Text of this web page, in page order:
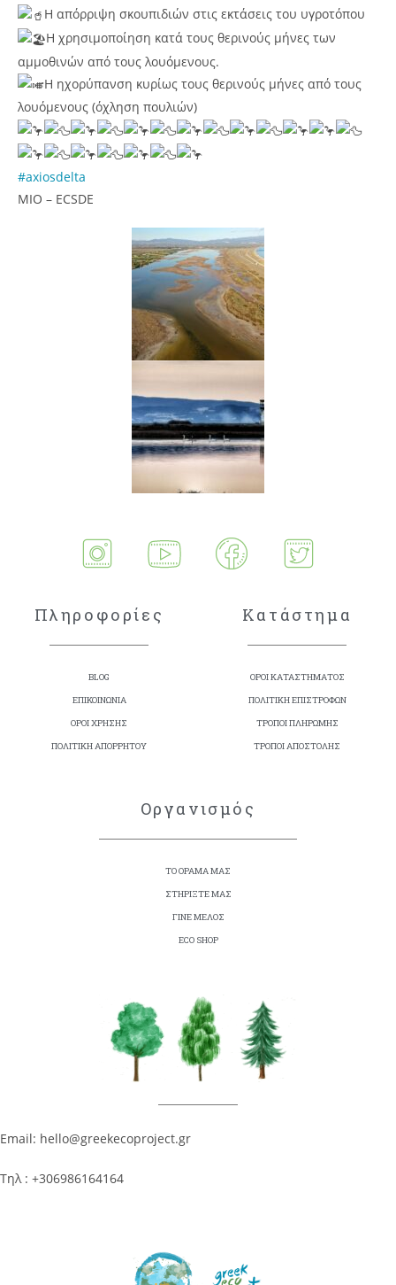
Η απόρριψη σκουπιδιών στις εκτάσεις του υγροτόπου
Η χρησιμοποίηση κατά τους θερινούς μήνες των
αμμοθινών από τους λουόμενους.
Η ηχορύπανση κυρίως τους θερινούς μήνες από τους
λουόμενους (όχληση πουλιών)
#axiosdelta
MIO – ECSDE
Πληροφορίες
BLOG
ΕΠΙΚΟΙΝΩΝΙΑ
ΟΡΟΙ ΧΡΗΣΗΣ
ΠΟΛΙΤΙΚΗ ΑΠΟΡΡΗΤΟΥ
Κατάστημα
ΟΡΟΙ ΚΑΤΑΣΤΗΜΑΤΟΣ
ΠΟΛΙΤΙΚΗ ΕΠΙΣΤΡΟΦΩΝ
ΤΡΟΠΟΙ ΠΛΗΡΩΜΗΣ
ΤΡΟΠΟΙ ΑΠΟΣΤΟΛΗΣ
Οργανισμός
ΤΟ ΟΡΑΜΑ ΜΑΣ
ΣΤΗΡΙΞΤΕ ΜΑΣ
ΓΙΝΕ ΜΕΛΟΣ
ECO SHOP
Email: hello@greekecoproject.gr
Τηλ : +306986164164